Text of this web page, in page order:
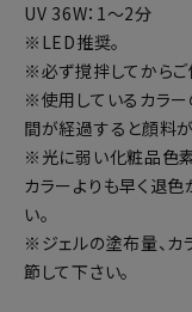
UV 36W：1～2分
※LED推奨。
※必ず撹拌してからご
※使用しているカラー
間が経過すると顔料
※光に弱い化粧品色
カラーよりも早く退
い。
※ジェルの塗布量、
節して下さい。